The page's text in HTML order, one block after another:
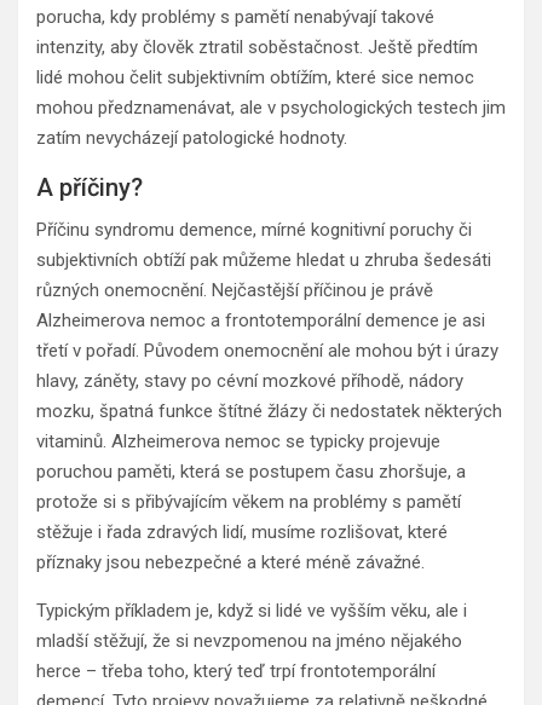
porucha, kdy problémy s pamětí nenabývají takové
intenzity, aby člověk ztratil soběstačnost. Ještě předtím
lidé mohou čelit subjektivním obtížím, které sice nemoc
mohou předznamenávat, ale v psychologických testech jim
zatím nevycházejí patologické hodnoty.
A příčiny?
Příčinu syndromu demence, mírné kognitivní poruchy či
subjektivních obtíží pak můžeme hledat u zhruba šedesáti
různých onemocnění. Nejčastější příčinou je právě
Alzheimerova nemoc a frontotemporální demence je asi
třetí v pořadí. Původem onemocnění ale mohou být i úrazy
hlavy, záněty, stavy po cévní mozkové příhodě, nádory
mozku, špatná funkce štítné žlázy či nedostatek některých
vitaminů. Alzheimerova nemoc se typicky projevuje
poruchou paměti, která se postupem času zhoršuje, a
protože si s přibývajícím věkem na problémy s pamětí
stěžuje i řada zdravých lidí, musíme rozlišovat, které
příznaky jsou nebezpečné a které méně závažné.
Typickým příkladem je, když si lidé ve vyšším věku, ale i
mladší stěžují, že si nevzpomenou na jméno nějakého
herce – třeba toho, který teď trpí frontotemporální